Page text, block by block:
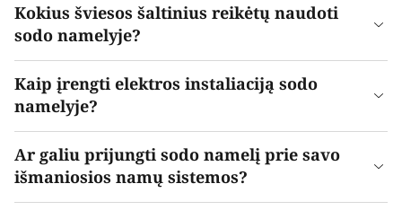
Kokius šviesos šaltinius reikėtų naudoti
sodo namelyje?
Kaip įrengti elektros instaliaciją sodo
namelyje?
Ar galiu prijungti sodo namelį prie savo
išmaniosios namų sistemos?